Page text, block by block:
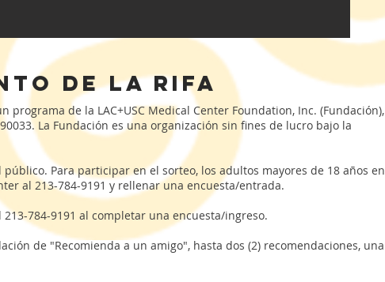
de la rifa
programa de la LAC+USC Medical Center Foundation, Inc. (Fundación),
La Fundación es una organización sin fines de lucro bajo la
Para participar en el sorteo, los adultos mayores de 18 años en
al 213-784-9191 y rellenar una encuesta/entrada.
784-9191 al completar una encuesta/ingreso.
de "Recomienda a un amigo", hasta dos (2) recomendaciones, una